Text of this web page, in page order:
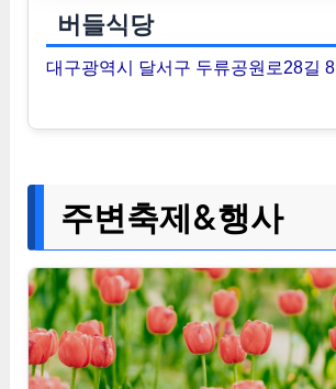
버들식당
대구광역시 달서구 두류공원로28길 8
주변축제&행사